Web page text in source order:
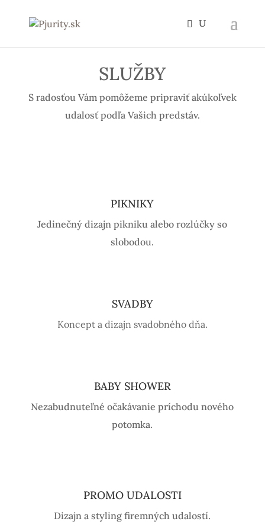
SLUŽBY
S radosťou Vám pomôžeme pripraviť akúkoľvek
udalosť podľa Vašich predstáv.
PIKNIKY
Jedinečný dizajn pikniku alebo rozlúčky so
slobodou.
SVADBY
Koncept a dizajn svadobného dňa.
BABY SHOWER
Nezabudnuteľné očakávanie príchodu nového
potomka.
PROMO UDALOSTI
Dizajn a styling firemných udalostí.